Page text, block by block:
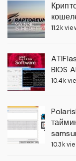
11.2k
BIOS
10.4k
10.3k